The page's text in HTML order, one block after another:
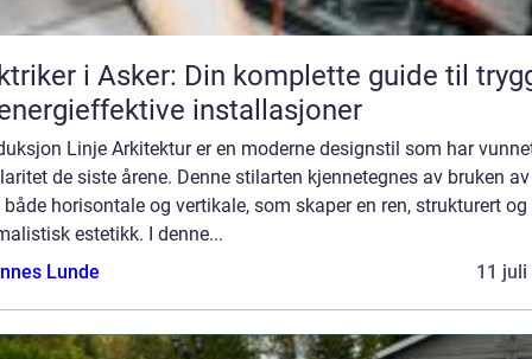
i Asker: Din komplette guide til
installasjoner
Linje Arkitektur er en moderne designstil som har
de siste årene. Denne stilarten kjennetegnes av bruken
både horisontale og vertikale, som skaper en ren, strukturert og
estetikk. I denne...
Lunde
11 juli